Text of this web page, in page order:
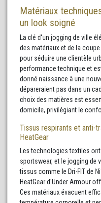
Matériaux
un look soigné
La clé d'un jogging de ville
des matériaux et de la
pour séduire une clientèle
performance technique et
donné naissance à une
dépareraient pas dans un
choix des matières est
domicile, privilégiant le
Tissus respirants et anti-
HeatGear
Les technologies textiles
sportswear, et le jogging de
tissus comme le Dri-FIT de
HeatGear d'Under Armour
Ces matériaux évacuent